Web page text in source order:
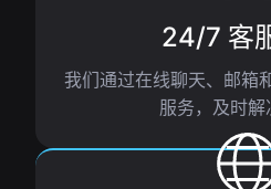
24/7 客
我们通过在线聊天、邮箱
服务，及时解